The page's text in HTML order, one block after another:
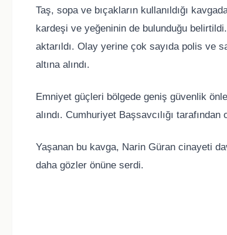
Taş, sopa ve bıçakların kullanıldığı
kardeşi ve yeğeninin de bulunduğu
aktarıldı. Olay yerine çok sayıda polis ve
altına alındı.
Emniyet güçleri bölgede geniş güvenlik
alındı. Cumhuriyet Başsavcılığı
Yaşanan bu kavga, Narin Güran cinayeti
daha gözler önüne serdi.